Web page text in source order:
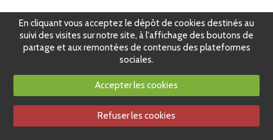
En cliquant vous acceptez le dépôt de cookies destinés au
suivi des visites sur notre site, à l'affichage des boutons de
partage et aux remontées de contenus des plateformes
sociales.
Accepter les cookies
Refuser les cookies